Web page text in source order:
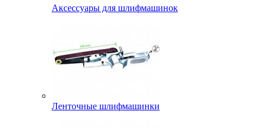
Аксессуары для шлифмашинок
Ленточные шлифмашинки